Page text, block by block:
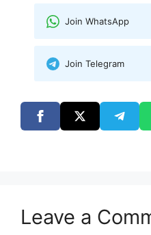
Join WhatsApp
Join Telegram
Leave a